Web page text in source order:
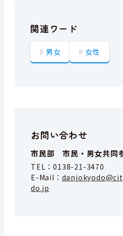
関連ワード
男女 女性
お問い合わせ
市民部 市民・男女共同
TEL：0138-21-3470
E-Mail：
do.jp